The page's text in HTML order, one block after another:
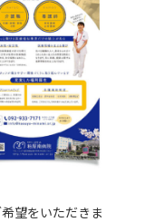
望をいただきま